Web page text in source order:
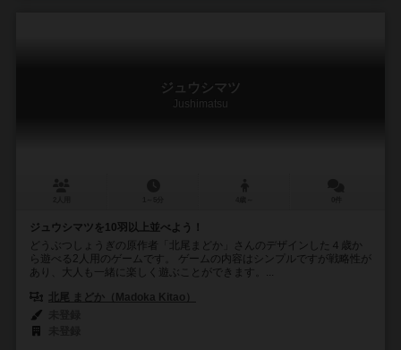
ジュウシマツ
Jushimatsu
ジュウシマツを10羽以上並べよう！
どうぶつしょうぎの原作者「北尾まどか」さんのデザインした４歳か
ら遊べる2人用のゲームです。 ゲームの内容はシンプルですが戦略性が
あり、大人も一緒に楽しく遊ぶことができます。...
北尾 まどか（Madoka Kitao）